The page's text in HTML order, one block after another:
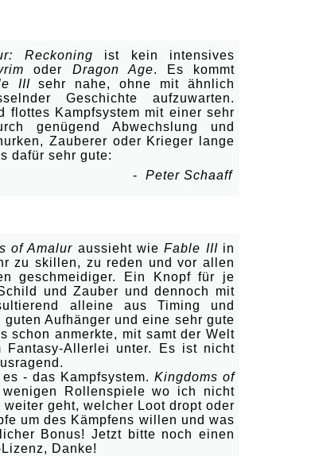
Reckoning ist kein intensives
oder Dragon Age. Es kommt
IIIsehr nahe, ohne mit ähnlich
Geschichte aufzuwarten.
flottes Kampfsystem mit einer sehr
genügend Abwechslung und
Zauberer oder Krieger lange
dafür sehr gute:
- Peter Schaaff
of Amalur aussieht wieFable IIIin
zu skillen, zu reden und vor allen
geschmeidiger. Ein Knopf für je
und Zauber und dennoch mit
alleine aus Timing und
Aufhänger und eine sehr gute
schon anmerkte, mit samt der Welt
Fantasy-Allerlei unter. Es ist nicht
- das Kampfsystem. Kingdoms of
Rollenspiele wo ich nicht
geht, welcher Loot dropt oder
um des Kämpfens willen und was
Bonus! Jetzt bitte noch einen
Danke!